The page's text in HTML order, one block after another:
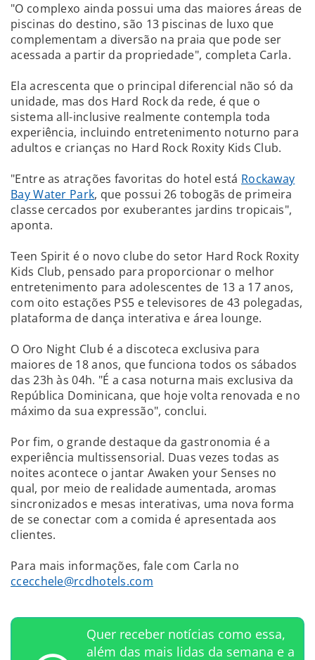
"O complexo ainda possui uma das maiores áreas de
piscinas do destino, são 13 piscinas de luxo que
complementam a diversão na praia que pode ser
acessada a partir da propriedade", completa Carla.
Ela acrescenta que o principal diferencial não só da
unidade, mas dos Hard Rock da rede, é que o
sistema all-inclusive realmente contempla toda
experiência, incluindo entretenimento noturno para
adultos e crianças no Hard Rock Roxity Kids Club.
"Entre as atrações favoritas do hotel está Rockaway
Bay Water Park, que possui 26 tobogãs de primeira
classe cercados por exuberantes jardins tropicais",
aponta.
Teen Spirit é o novo clube do setor Hard Rock Roxity
Kids Club, pensado para proporcionar o melhor
entretenimento para adolescentes de 13 a 17 anos,
com oito estações PS5 e televisores de 43 polegadas,
plataforma de dança interativa e área lounge.
O Oro Night Club é a discoteca exclusiva para
maiores de 18 anos, que funciona todos os sábados
das 23h às 04h. "É a casa noturna mais exclusiva da
República Dominicana, que hoje volta renovada e no
máximo da sua expressão", conclui.
Por fim, o grande destaque da gastronomia é a
experiência multissensorial. Duas vezes todas as
noites acontece o jantar Awaken your Senses no
qual, por meio de realidade aumentada, aromas
sincronizados e mesas interativas, uma nova forma
de se conectar com a comida é apresentada aos
clientes.
Para mais informações, fale com Carla no
ccecchele@rcdhotels.com
Quer receber notícias como essa,
além das mais lidas da semana e a